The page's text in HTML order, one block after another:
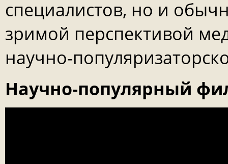
специалистов, но и
зримой перспективой
научно-
Научно-популярный